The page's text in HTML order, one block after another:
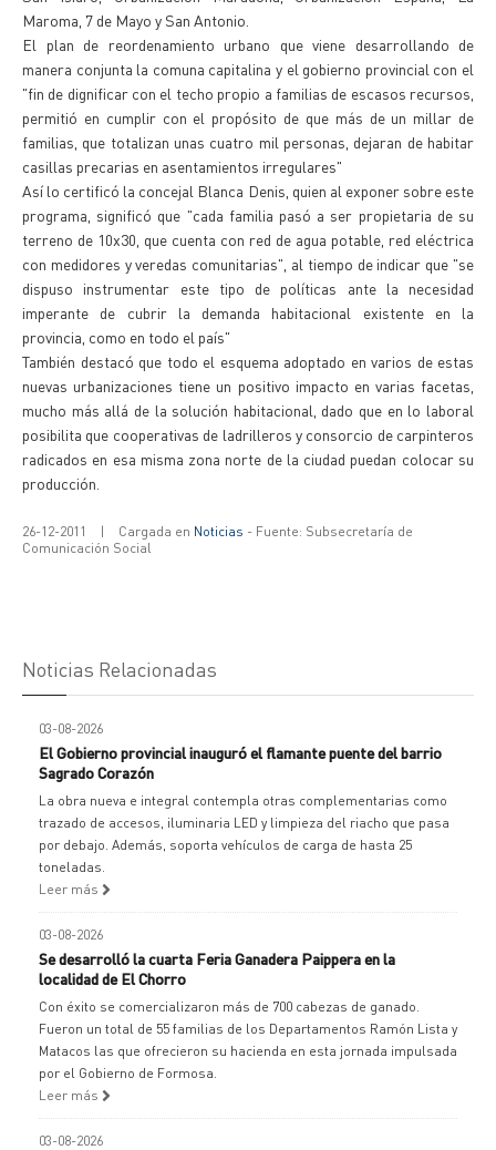
Maroma, 7 de Mayo y San Antonio.
El plan de reordenamiento urbano que viene desarrollando de
manera conjunta la comuna capitalina y el gobierno provincial con el
"fin de dignificar con el techo propio a familias de escasos recursos,
permitió en cumplir con el propósito de que más de un millar de
familias, que totalizan unas cuatro mil personas, dejaran de habitar
casillas precarias en asentamientos irregulares"
Así lo certificó la concejal Blanca Denis, quien al exponer sobre este
programa, significó que "cada familia pasó a ser propietaria de su
terreno de 10x30, que cuenta con red de agua potable, red eléctrica
con medidores y veredas comunitarias", al tiempo de indicar que "se
dispuso instrumentar este tipo de políticas ante la necesidad
imperante de cubrir la demanda habitacional existente en la
provincia, como en todo el país"
También destacó que todo el esquema adoptado en varios de estas
nuevas urbanizaciones tiene un positivo impacto en varias facetas,
mucho más allá de la solución habitacional, dado que en lo laboral
posibilita que cooperativas de ladrilleros y consorcio de carpinteros
radicados en esa misma zona norte de la ciudad puedan colocar su
producción.
26-12-2011 | Cargada en Noticias - Fuente: Subsecretaría de
Comunicación Social
Noticias Relacionadas
03-08-2026
El Gobierno provincial inauguró el flamante puente del barrio
Sagrado Corazón
La obra nueva e integral contempla otras complementarias como
trazado de accesos, iluminaria LED y limpieza del riacho que pasa
por debajo. Además, soporta vehículos de carga de hasta 25
toneladas.
Leer más
03-08-2026
Se desarrolló la cuarta Feria Ganadera Paippera en la
localidad de El Chorro
Con éxito se comercializaron más de 700 cabezas de ganado.
Fueron un total de 55 familias de los Departamentos Ramón Lista y
Matacos las que ofrecieron su hacienda en esta jornada impulsada
por el Gobierno de Formosa.
Leer más
03-08-2026